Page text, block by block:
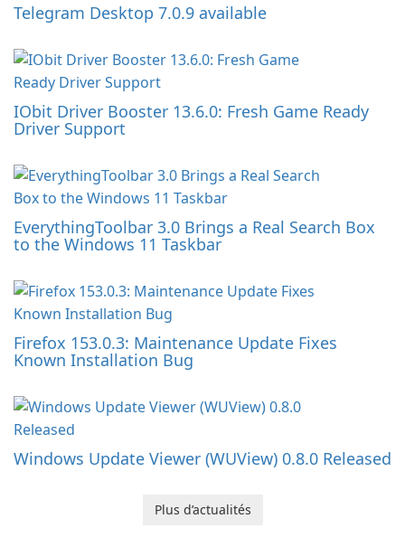
Telegram Desktop 7.0.9 available
IObit Driver Booster 13.6.0: Fresh Game Ready
Driver Support
EverythingToolbar 3.0 Brings a Real Search Box
to the Windows 11 Taskbar
Firefox 153.0.3: Maintenance Update Fixes
Known Installation Bug
Windows Update Viewer (WUView) 0.8.0 Released
Plus d’actualités